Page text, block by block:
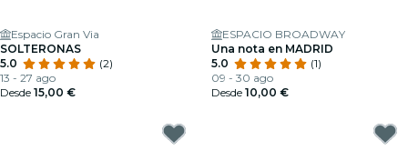
Espacio Gran Via
SOLTERONAS
5.0
(2)
13 - 27 ago
Desde 15,00 €
ESPACIO BROADWAY
Una nota en MADRID
5.0
(1)
09 - 30 ago
Desde 10,00 €